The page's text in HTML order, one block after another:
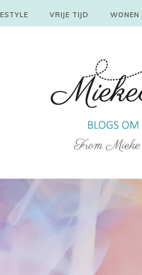
VRIJE TIJD WONEN
From Mieke